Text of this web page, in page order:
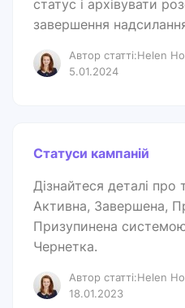
статус і архівувати
завершення
Автор статті:Helen
5.01.2024
Статуси кампаній
Дізнайтеся деталі про
Активна, Завершена,
Призупинена
Чернетка.
Автор статті:Helen
18.01.2023